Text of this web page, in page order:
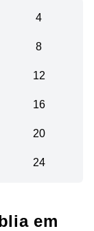
4
8
12
16
20
24
em